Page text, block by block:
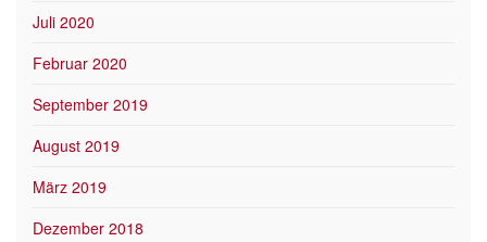
Juli 2020
Februar 2020
September 2019
August 2019
März 2019
Dezember 2018